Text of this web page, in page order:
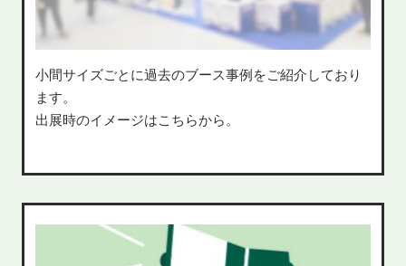
小間サイズごとに過去のブース事例をご紹介しており
ます。
出展時のイメージはこちらから。